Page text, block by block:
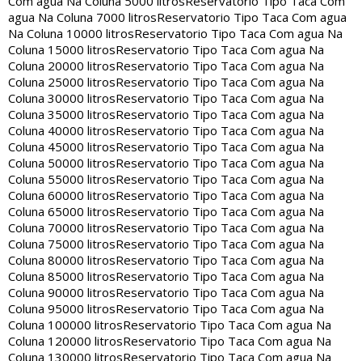
agua Na Coluna 7000 litrosReservatorio Tipo Taca Com agua
Na Coluna 10000 litrosReservatorio Tipo Taca Com agua Na
Coluna 15000 litrosReservatorio Tipo Taca Com agua Na
Coluna 20000 litrosReservatorio Tipo Taca Com agua Na
Coluna 25000 litrosReservatorio Tipo Taca Com agua Na
Coluna 30000 litrosReservatorio Tipo Taca Com agua Na
Coluna 35000 litrosReservatorio Tipo Taca Com agua Na
Coluna 40000 litrosReservatorio Tipo Taca Com agua Na
Coluna 45000 litrosReservatorio Tipo Taca Com agua Na
Coluna 50000 litrosReservatorio Tipo Taca Com agua Na
Coluna 55000 litrosReservatorio Tipo Taca Com agua Na
Coluna 60000 litrosReservatorio Tipo Taca Com agua Na
Coluna 65000 litrosReservatorio Tipo Taca Com agua Na
Coluna 70000 litrosReservatorio Tipo Taca Com agua Na
Coluna 75000 litrosReservatorio Tipo Taca Com agua Na
Coluna 80000 litrosReservatorio Tipo Taca Com agua Na
Coluna 85000 litrosReservatorio Tipo Taca Com agua Na
Coluna 90000 litrosReservatorio Tipo Taca Com agua Na
Coluna 95000 litrosReservatorio Tipo Taca Com agua Na
Coluna 100000 litrosReservatorio Tipo Taca Com agua Na
Coluna 120000 litrosReservatorio Tipo Taca Com agua Na
Coluna 130000 litrosReservatorio Tipo Taca Com agua Na